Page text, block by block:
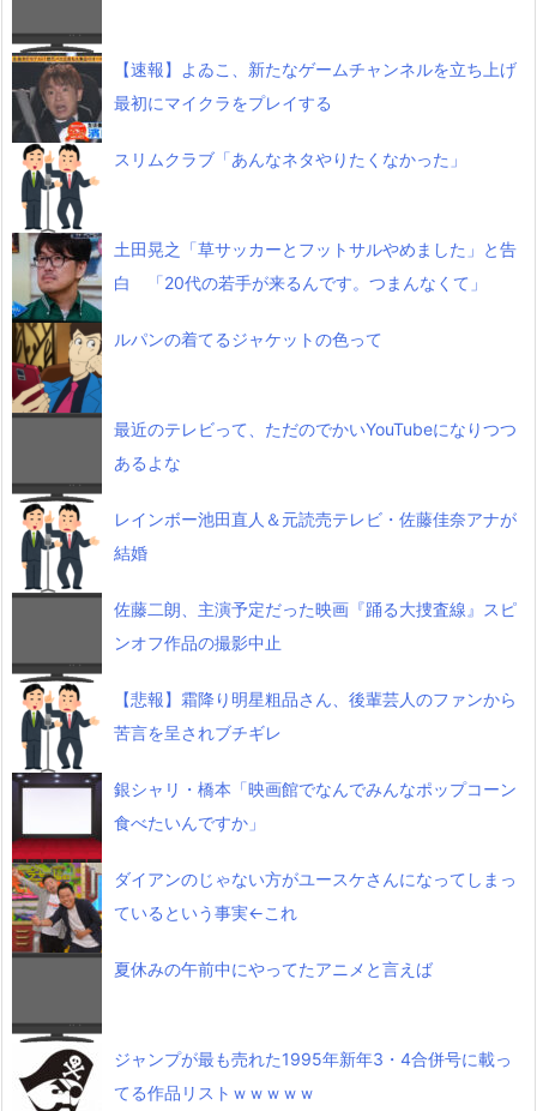
【速報】よゐこ、新たなゲームチャンネルを立ち上げ
最初にマイクラをプレイする
スリムクラブ「あんなネタやりたくなかった」
土田晃之「草サッカーとフットサルやめました」と告
白 「20代の若手が来るんです。つまんなくて」
ルパンの着てるジャケットの色って
最近のテレビって、ただのでかいYouTubeになりつつ
あるよな
レインボー池田直人＆元読売テレビ・佐藤佳奈アナが
結婚
佐藤二朗、主演予定だった映画『踊る大捜査線』スピ
ンオフ作品の撮影中止
【悲報】霜降り明星粗品さん、後輩芸人のファンから
苦言を呈されブチギレ
銀シャリ・橋本「映画館でなんでみんなポップコーン
食べたいんですか」
ダイアンのじゃない方がユースケさんになってしまっ
ているという事実←これ
夏休みの午前中にやってたアニメと言えば
ジャンプが最も売れた1995年新年3・4合併号に載っ
てる作品リストｗｗｗｗｗ